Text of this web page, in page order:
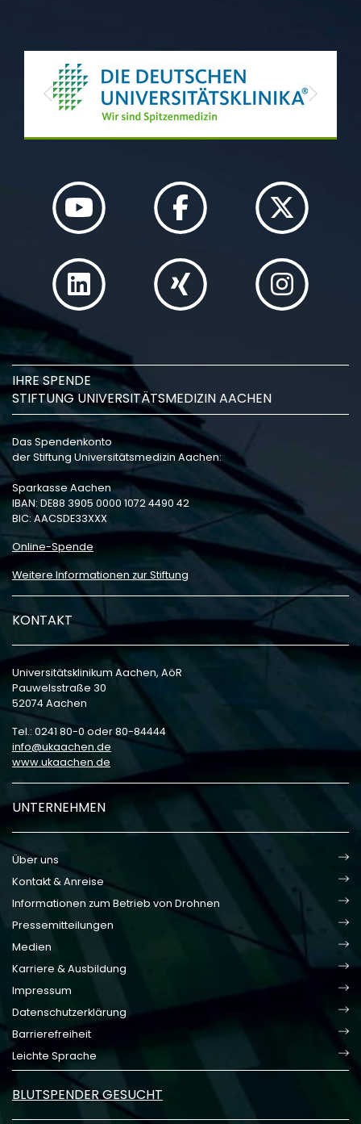
Previous Next
IHRE SPENDE
STIFTUNG UNIVERSITÄTSMEDIZIN AACHEN
Das Spendenkonto
der Stiftung Universitätsmedizin Aachen:
Sparkasse Aachen
IBAN: DE88 3905 0000 1072 4490 42
BIC: AACSDE33XXX
Online-Spende
Weitere Informationen zur Stiftung
KONTAKT
Universitätsklinikum Aachen, AöR
Pauwelsstraße 30
52074 Aachen
Tel.: 0241 80-0 oder 80-84444
info
ukaachen de
www.ukaachen.de
UNTERNEHMEN
Über uns
Kontakt & Anreise
Informationen zum Betrieb von Drohnen
Pressemitteilungen
Medien
Karriere & Ausbildung
Impressum
Datenschutzerklärung
Barrierefreiheit
Leichte Sprache
BLUTSPENDER GESUCHT